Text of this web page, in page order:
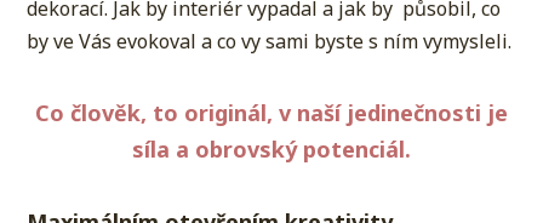
dekorací. Jak by interiér vypadal a jak by působil, co
by ve Vás evokoval a co vy sami byste s ním vymysleli.
Co člověk, to originál, v naší jedinečnosti je
síla a obrovský potenciál.